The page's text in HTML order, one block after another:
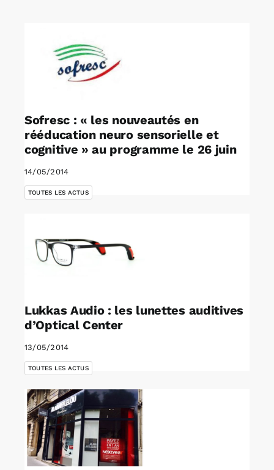
Sofresc : « les nouveautés en
rééducation neuro sensorielle et
cognitive » au programme le 26 juin
14/05/2014
TOUTES LES ACTUS
Lukkas Audio : les lunettes auditives
d’Optical Center
13/05/2014
TOUTES LES ACTUS